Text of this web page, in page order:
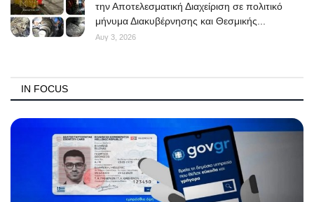
την Αποτελεσματική Διαχείριση σε πολιτικό
μήνυμα Διακυβέρνησης και Θεσμικής...
Αυγ 3, 2026
IN FOCUS